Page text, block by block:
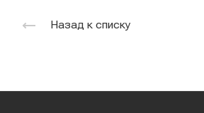
Назад к списку